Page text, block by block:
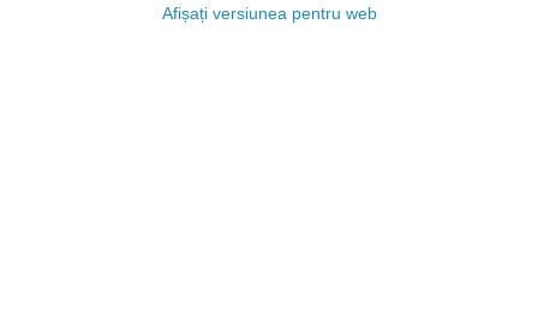
Afișați versiunea pentru web